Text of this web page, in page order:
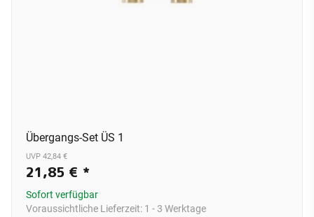
Übergangs-Set ÜS 1
UVP 42,84 €
21,85 € *
Sofort verfügbar
Voraussichtliche Lieferzeit: 1 - 3 Werktage